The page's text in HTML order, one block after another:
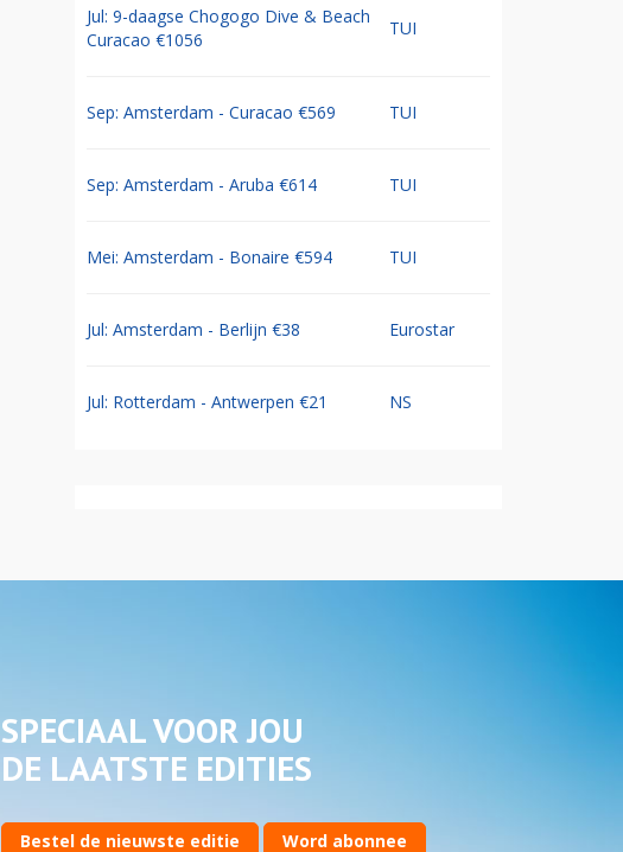
Jul: 9-daagse Chogogo Dive & Beach
Curacao €1056
TUI
Sep: Amsterdam - Curacao €569 TUI
Sep: Amsterdam - Aruba €614 TUI
Mei: Amsterdam - Bonaire €594 TUI
Jul: Amsterdam - Berlijn €38 Eurostar
Jul: Rotterdam - Antwerpen €21 NS
SPECIAAL VOOR JOU
DE LAATSTE EDITIES
Bestel de nieuwste editie Word abonnee